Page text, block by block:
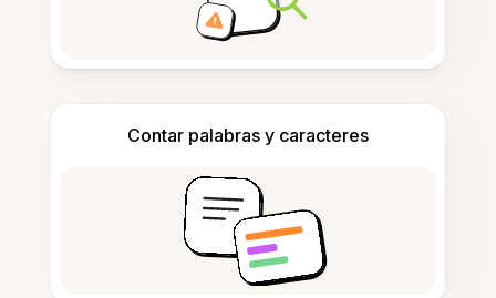
Contar palabras y caracteres